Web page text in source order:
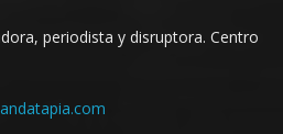
periodista y disruptora. Centro